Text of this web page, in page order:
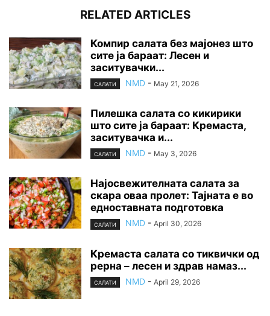
RELATED ARTICLES
Компир салата без мајонез што
сите ја бараат: Лесен и
заситувачки...
САЛАТИ NMD - May 21, 2026
Пилешка салата со кикирики
што сите ја бараат: Кремаста,
заситувачка и...
САЛАТИ NMD - May 3, 2026
Најосвежителната салата за
скара оваа пролет: Тајната е во
едноставната подготовка
САЛАТИ NMD - April 30, 2026
Кремаста салата со тиквички од
рерна – лесен и здрав намаз...
САЛАТИ NMD - April 29, 2026